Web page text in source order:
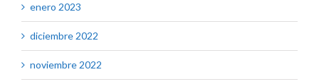
enero 2023
diciembre 2022
noviembre 2022